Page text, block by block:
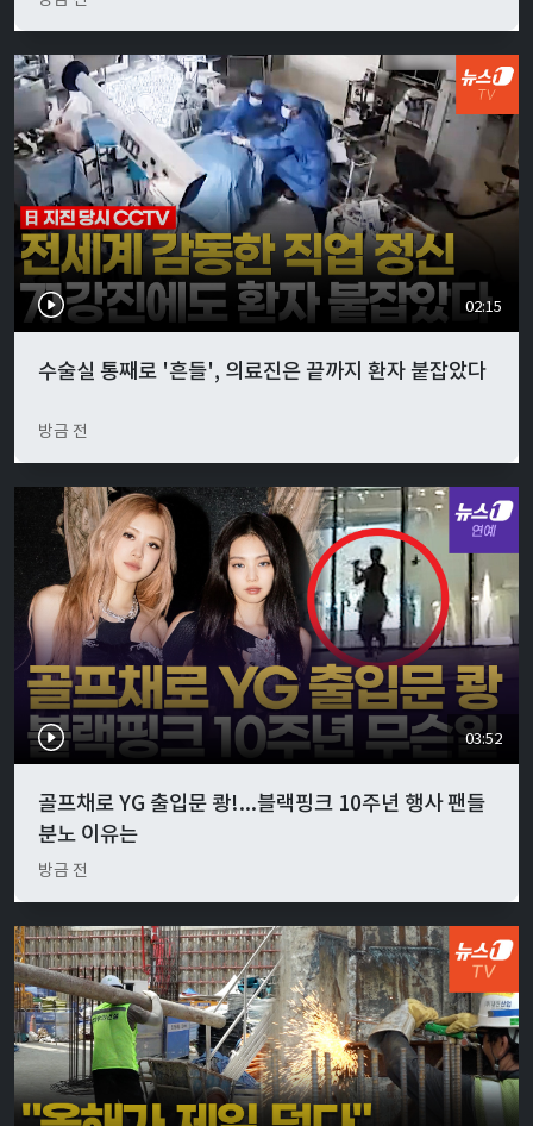
02:15
수술실 통째로 '흔들', 의료진은 끝까지 환자 붙잡았다
방금 전
03:52
골프채로 YG 출입문 쾅!...블랙핑크 10주년 행사 팬들
분노 이유는
방금 전